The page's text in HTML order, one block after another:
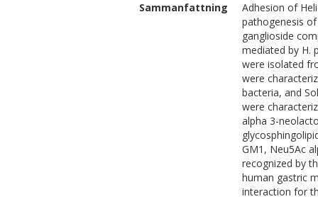
Sammanfattning
Adhesion of
pathogenesis
ganglioside
mediated by H.
were isolated
were
bacteria, and
were
alpha 3-
GM1, Neu5Ac
recognized by
human gastric
interaction for